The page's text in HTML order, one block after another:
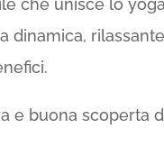
che unisce lo
dinamica,
e buona scoperta